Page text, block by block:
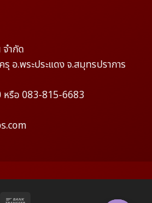
จำกัด
อ.พระประแดง จ.สมุทรปราการ
รือ 083-815-6683